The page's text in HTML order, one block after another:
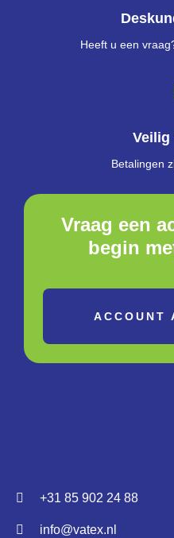
Heeft u een
Veilig
Betalingen
Vraag een
begin
ACCOUNT
+31 85 902 24 88
info@vatex.nl